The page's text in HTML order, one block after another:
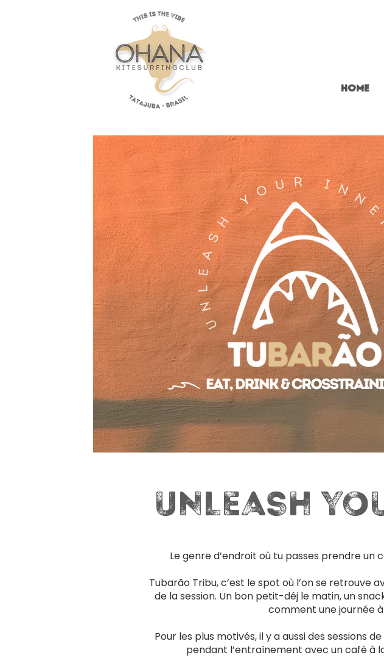
Home
UNLEASH
Le genre d’endroit où tu passes prendre
Tubarão Tribu, c’est le spot où l’on se retrouve
de la session. Un bon petit-déj le matin, un
comment une journée
Pour les plus motivés, il y a aussi des sessions
pendant l’entraînement avec un café